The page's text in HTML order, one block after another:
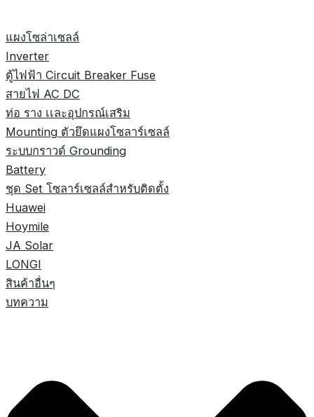
แผงโซล่าเซลล์
Inverter
ตู้ไฟฟ้า Circuit Breaker Fuse
สายไฟ AC DC
ท่อ ราง เเละอุปกรณ์เสริม
Mounting ตัวยึดแผงโซลาร์เซลล์
ระบบกราวด์ Grounding
Battery
ชุด Set โซลาร์เซลล์สำหรับติดตั้ง
Huawei
Hoymile
JA Solar
LONGI
สินค้าอื่นๆ
บทความ